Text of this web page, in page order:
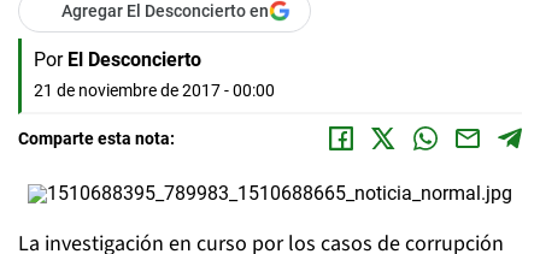
Agregar El Desconcierto en
Por El Desconcierto
21 de noviembre de 2017 - 00:00
Comparte esta nota:
La investigación en curso por los casos de corrupción